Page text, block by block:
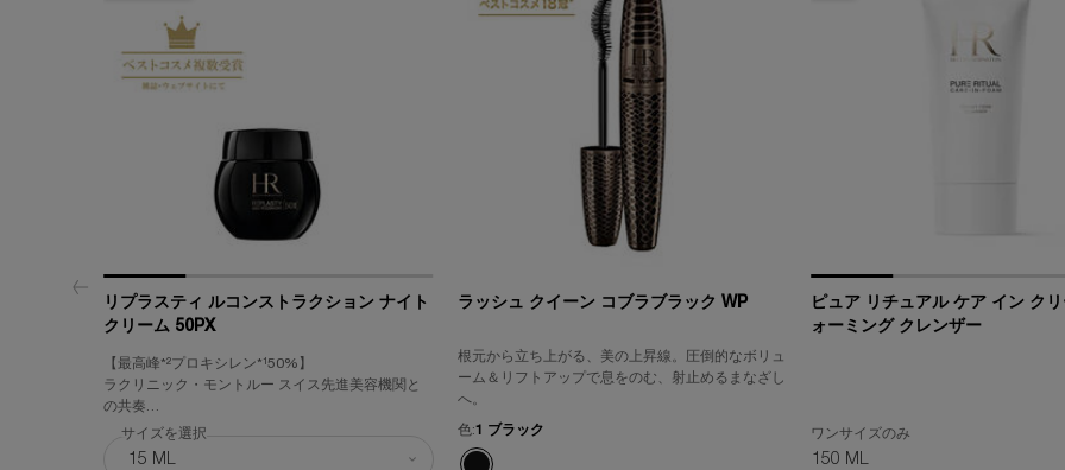
リプラスティ ルコンストラクション ナイト
クリーム 50PX
【最高峰*²プロキシレン*¹50%】
ラクリニック・モントルー スイス先進美容機関と
の共奏
プロキシレン*¹とバンデージメソッド*³が紡ぐスキ
ンケアの再構築
サイズを選択
ラッシュ クイーン コブラブラック WP
根元から立ち上がる、美の上昇線。圧倒的なボリュ
ーム＆リフトアップで息をのむ、射止めるまなざし
へ。
色:1 ブラック
利用可能な1色
選択済み
1 ブラック のカラー ラッシュ クイーン コブラブラック WP、1/1
ピュア リチュアル ケア イン ク
ォーミング クレンザー
ワンサイズのみ
150 ML